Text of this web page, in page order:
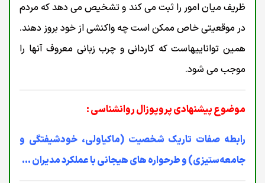
ظریف میان امور را ثبت می کند و تشخیص می دهد که مردم
در موقعیتی خاص ممکن است چه واکنشی از خود بروز دهند.
همین تواناییهاست که کاردانی و چرب زبانی معروف آنها را
موجب می شود.
موضوع پیشنهادی پروپوزال روانشناسی :
رابطه صفات تاریک شخصیت (ماکیاولی، خودشیفتگی و
جامعه‌ستیزی) و طرحواره های هیجانی با عملکرد مدیران ...